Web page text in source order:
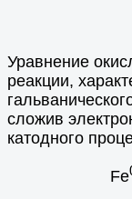
Уравнение
реакции,
сложив
катодного
Fe